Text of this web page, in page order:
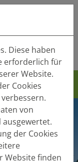
Diese haben
erforderlich für
Website.
Cookies
von
ausgewertet.
der Cookies
Website finden